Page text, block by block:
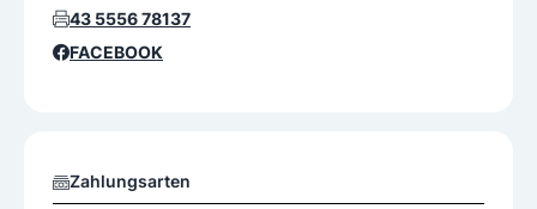
43 5556 78137
FACEBOOK
Zahlungsarten